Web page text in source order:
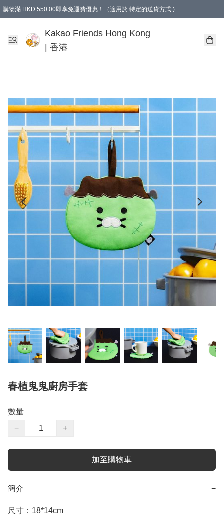
購物滿 HKD 550.00即享免運費優惠！（適用於 特定的送貨方式 )
Kakao Friends Hong Kong
| 香港
春植鬼鬼廚房手套
數量
−
+
加至購物車
簡介 −
尺寸：18*14cm